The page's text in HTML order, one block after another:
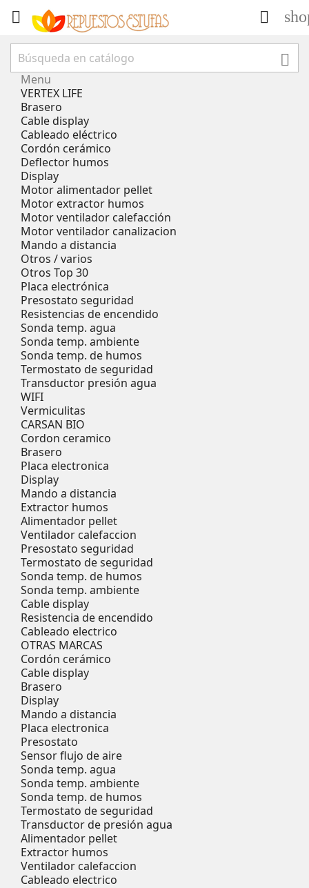
 

Menu
VERTEX LIFE
Brasero
Cable display
Cableado eléctrico
Cordón cerámico
Deflector humos
Display
Motor alimentador pellet
Motor extractor humos
Motor ventilador calefacción
Motor ventilador canalizacion
Mando a distancia
Otros / varios
Otros Top 30
Placa electrónica
Presostato seguridad
Resistencias de encendido
Sonda temp. agua
Sonda temp. ambiente
Sonda temp. de humos
Termostato de seguridad
Transductor presión agua
WIFI
Vermiculitas
CARSAN BIO
Cordon ceramico
Brasero
Placa electronica
Display
Mando a distancia
Extractor humos
Alimentador pellet
Ventilador calefaccion
Presostato seguridad
Termostato de seguridad
Sonda temp. de humos
Sonda temp. ambiente
Cable display
Resistencia de encendido
Cableado electrico
OTRAS MARCAS
Cordón cerámico
Cable display
Brasero
Display
Mando a distancia
Placa electronica
Presostato
Sensor flujo de aire
Sonda temp. agua
Sonda temp. ambiente
Sonda temp. de humos
Termostato de seguridad
Transductor de presión agua
Alimentador pellet
Extractor humos
Ventilador calefaccion
Cableado electrico